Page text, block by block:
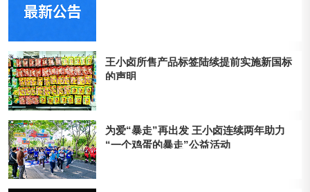
王小卤所售产品标签陆续提前实施新国标
的声明
为爱“暴走”再出发 王小卤连续两年助力
“一个鸡蛋的暴走”公益活动